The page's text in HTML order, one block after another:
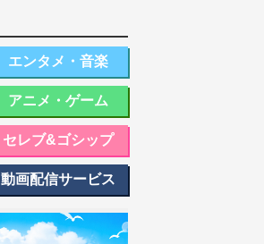
エンタメ・音楽
アニメ・ゲーム
セレブ&ゴシップ
動画配信サービス